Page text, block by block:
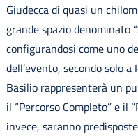
Giudecca di quasi un
grande spazio denominato “
configurandosi come uno
dell’evento, secondo solo a
Basilio rappresenterà un
il “Percorso Completo” e il
invece, saranno